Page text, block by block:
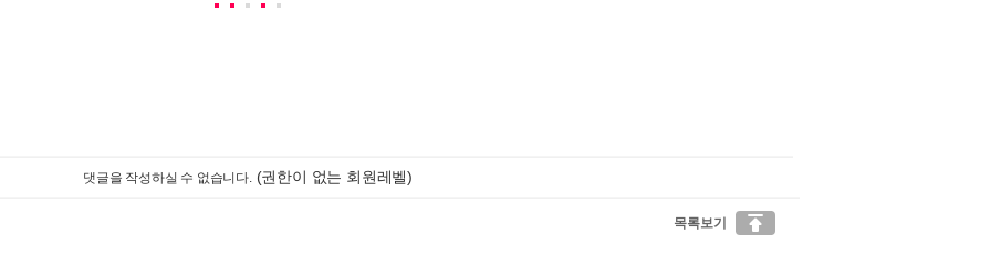
댓글을 작성하실 수 없습니다. (권한이 없는 회원레벨)
목록보기 